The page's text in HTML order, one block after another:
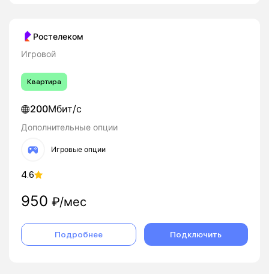
Ростелеком
Игровой
Квартира
200Мбит/с
Дополнительные опции
Игровые опции
4.6
950 ₽/мес
Подробнее Подключить